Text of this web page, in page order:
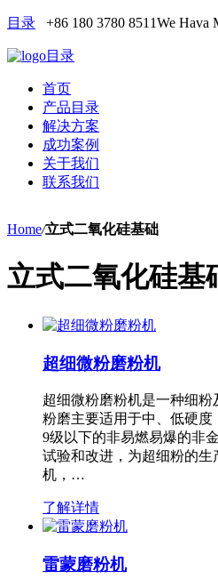
目录 +86 180 3780 8511We Hava
目录
首页
产品目录
解决方案
成功案例
关于我们
联系我们
Home/立式二氧化硅基础
立式二氧化硅基
超细微粉磨粉机
超细微粉磨粉机是一种细
粉磨主要适用于中、低硬度
9级以下的非易燃易爆的非
试验和改进，为超细粉的
机，…
了解详情
雷蒙磨粉机